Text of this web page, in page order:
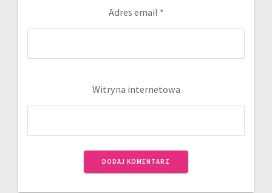
Adres email *
Witryna internetowa